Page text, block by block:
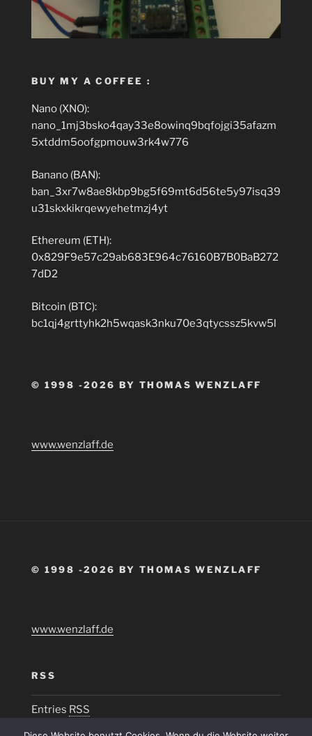
BUY MY A COFFEE :
Nano (XNO):
nano_1mj3bsko4qay33e8owinq9bqfojgi35afazm
5xtddm5oofgpmouw3rk4w776
Banano (BAN):
ban_3xr7w8ae8kbp9bg5f69mt6d56te5y97isq39
u31skxkikrqewyehetmzj4yt
Ethereum (ETH):
0x829F9e57c29ab683E964c76160B7B0BaB272
7dD2
Bitcoin (BTC):
bc1qj4grttyhk2h5wqask3nku70e3qtycssz5kvw5l
© 1998 -2026 BY THOMAS WENZLAFF
www.wenzlaff.de
© 1998 -2026 BY THOMAS WENZLAFF
www.wenzlaff.de
RSS
Entries RSS